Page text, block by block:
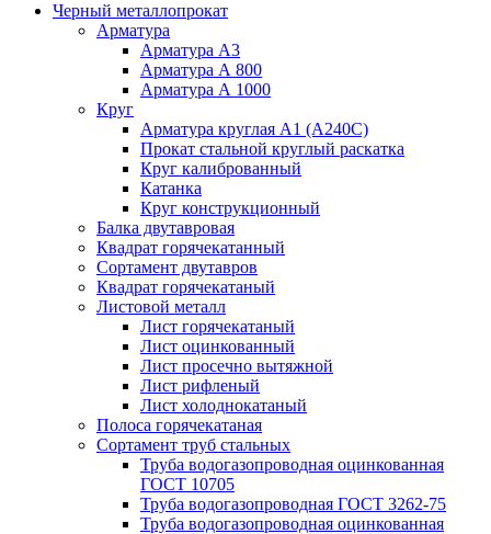
Черный металлопрокат
Арматура
Арматура А3
Арматура А 800
Арматура А 1000
Круг
Арматура круглая А1 (А240C)
Прокат стальной круглый раскатка
Круг калиброванный
Катанка
Круг конструкционный
Балка двутавровая
Квадрат горячекатанный
Сортамент двутавров
Квадрат горячекатаный
Листовой металл
Лист горячекатаный
Лист оцинкованный
Лист просечно вытяжной
Лист рифленый
Лист холоднокатаный
Полоса горячекатаная
Сортамент труб стальных
Труба водогазопроводная оцинкованная
ГОСТ 10705
Труба водогазопроводная ГОСТ 3262-75
Труба водогазопроводная оцинкованная